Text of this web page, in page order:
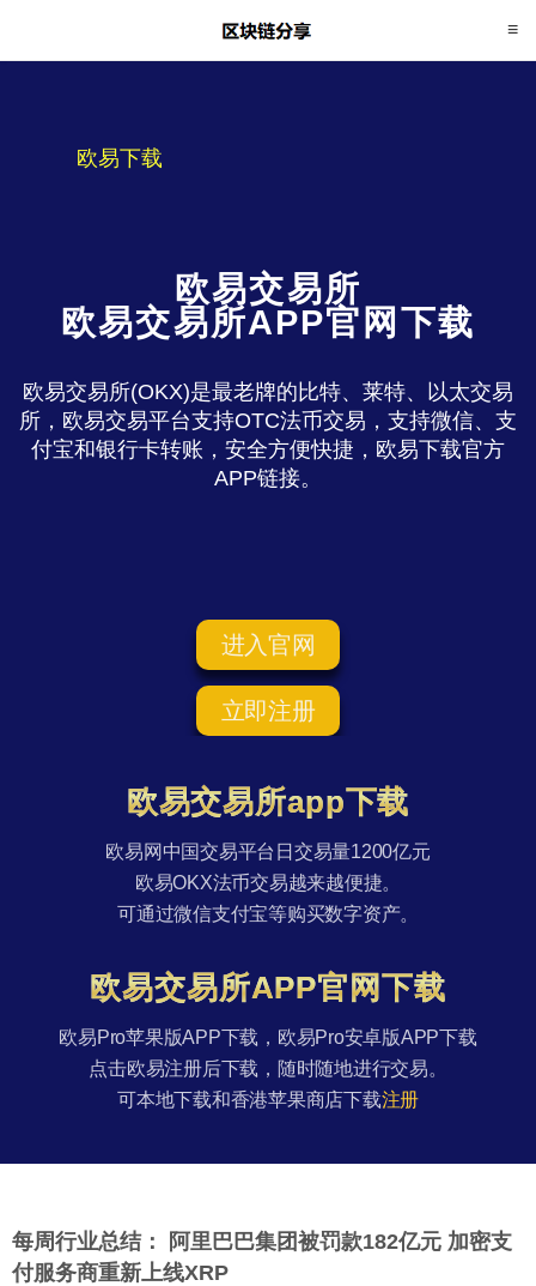
欧易下载
欧易交易所
欧易交易所APP官网下载
欧易交易所(OKX)是最老牌的比特、莱特、以太交易
所，欧易交易平台支持OTC法币交易，支持微信、支
付宝和银行卡转账，安全方便快捷，欧易下载官方
APP链接。
进入官网
立即注册
欧易交易所app下载
欧易网中国交易平台日交易量1200亿元
欧易OKX法币交易越来越便捷。
可通过微信支付宝等购买数字资产。
欧易交易所APP官网下载
欧易Pro苹果版APP下载，欧易Pro安卓版APP下载
点击欧易注册后下载，随时随地进行交易。
可本地下载和香港苹果商店下载注册
每周行业总结： 阿里巴巴集团被罚款182亿元 加密支
付服务商重新上线XRP